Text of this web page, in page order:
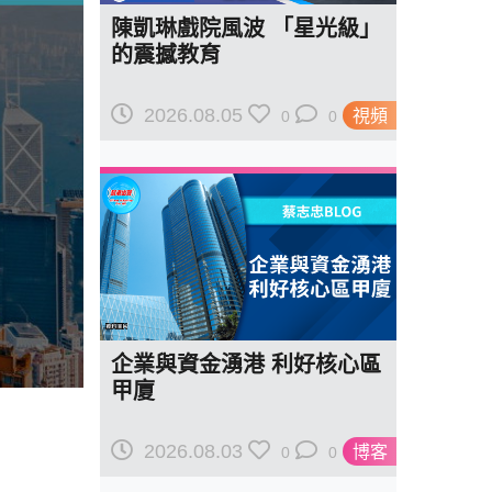
視頻
陳凱琳戲院風波 「星光級」
的震撼教育
2026.08.05 0 0
博客
企業與資金湧港 利好核心區
甲廈
2026.08.03 0 0